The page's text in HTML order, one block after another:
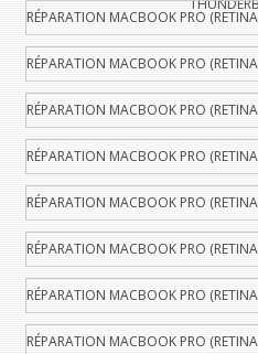
RÉPARATION MACBOOK PRO
RÉPARATION MACBOOK PRO
RÉPARATION MACBOOK PRO
RÉPARATION MACBOOK PRO
RÉPARATION MACBOOK PRO
RÉPARATION MACBOOK PRO
RÉPARATION MACBOOK PRO
RÉPARATION MACBOOK PRO